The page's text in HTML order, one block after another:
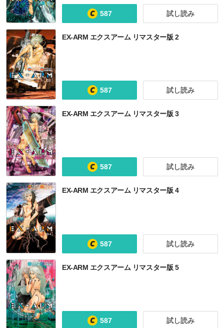
587 試し読み
EX-ARM エクスアーム リマスター版 2
587 試し読み
EX-ARM エクスアーム リマスター版 3
587 試し読み
EX-ARM エクスアーム リマスター版 4
587 試し読み
EX-ARM エクスアーム リマスター版 5
587 試し読み